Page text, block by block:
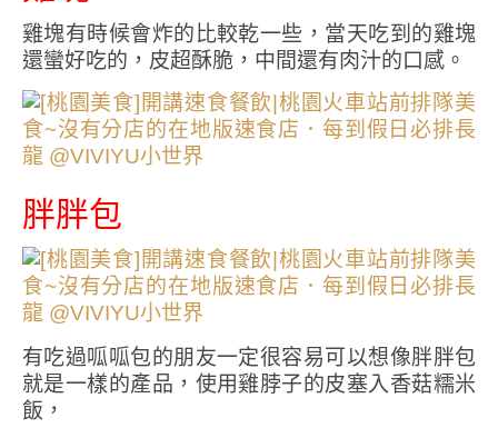
雞塊有時候會炸的比較乾一些，當天吃到的雞塊
還蠻好吃的，皮超酥脆，中間還有肉汁的口感。
胖胖包
有吃過呱呱包的朋友一定很容易可以想像胖胖包
就是一樣的產品，使用雞脖子的皮塞入香菇糯米
飯，